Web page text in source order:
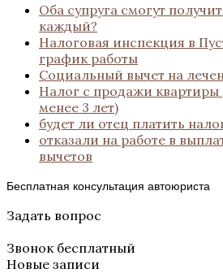
Оба супруга смогут
каждый?
Налоговая инспекция в
график работы
Социальный вычет на
Налог с продажи квартиры
менее 3 лет)
будет ли отец платить
отказали на работе в
вычетов
Бесплатная консультация автоюриста
Задать вопрос
Звонок бесплатный
Новые записи